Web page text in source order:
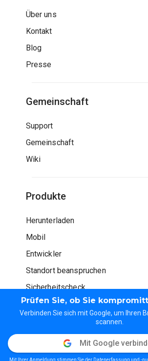
Prüfen Sie, ob Sie
Verbinden Sie sich mit Google, um Ihren
scannen.
Mit Google
Mit Ihrer Anmeldung stimmen Sie der Datenerfassung und -
Über uns
Kontakt
Blog
Presse
Gemeinschaft
Support
Gemeinschaft
Wiki
Produkte
Herunterladen
Mobil
Entwickler
Standort beanspruchen
Sicherheitscheck
© WOT Dienstleistungen LP. Alle